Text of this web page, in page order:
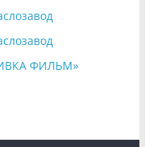
ФИЛЬМ»